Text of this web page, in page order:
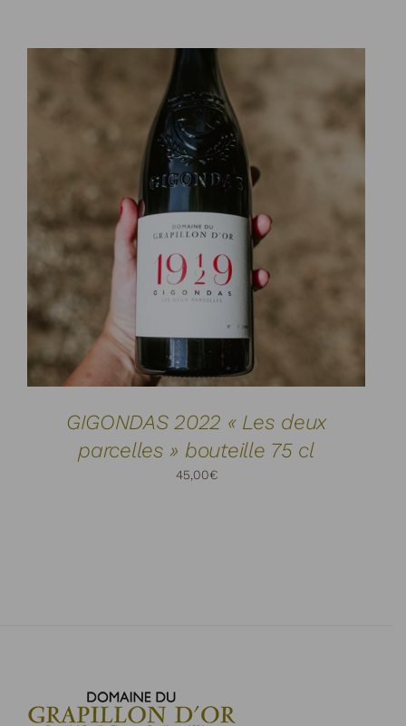
AJOUTER AU PANIER / DÉTAILS
GIGONDAS 2022 « Les deux
parcelles » bouteille 75 cl
45,00€